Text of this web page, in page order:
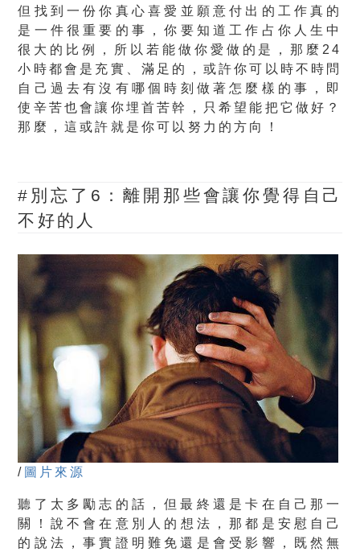
但 找到一份你真心喜愛並願意付出的工作真的
是一件很重要的事
，你要知道工作占你人生中
很大的比例，所以 若能做你愛做的是，那麼24
小時都會是充實、滿足的
，或許你可以時不時問
自己過去有沒有哪個時刻做著怎麼樣的事，即
使辛苦也會讓你埋首苦幹，只希望能把它做好？
那麼，這或許就是你可以努力的方向！
#別忘了6：離開那些會讓你覺得自己
不好的人
/ 圖片來源
聽了太多勵志的話，但最終還是卡在自己那一
關！ 說不會在意別人的想法，那都是安慰自己
的說法，事實證明難免還是會受影響 ， 既然無